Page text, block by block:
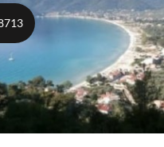
Ślub
Ślub cywilny Ślub